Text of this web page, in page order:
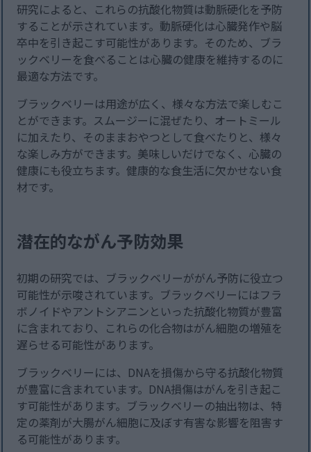
研究によると、これらの抗酸化物質は動脈硬化を予防
することが示されています。動脈硬化は心臓発作や脳
卒中を引き起こす可能性があります。そのため、ブラ
ックベリーを食べることは心臓の健康を維持するのに
最適な方法です。
ブラックベリーは用途が広く、様々な方法で楽しむこ
とができます。スムージーに混ぜたり、オートミール
に加えたり、そのままおやつとして食べたりと、様々
な楽しみ方ができます。美味しいだけでなく、心臓の
健康にも役立ちます。健康的な食生活に欠かせない食
材です。
潜在的ながん予防効果
初期の研究では、ブラックベリーががん予防に役立つ
可能性が示唆されています。ブラックベリーにはフラ
ボノイドやアントシアニンといった抗酸化物質が豊富
に含まれており、これらの化合物はがん細胞の増殖を
遅らせる可能性があります。
ブラックベリーには、DNAを損傷から守る抗酸化物質
が豊富に含まれています。DNA損傷はがんを引き起こ
す可能性があります。ブラックベリーの抽出物は、特
定の薬剤が大腸がん細胞に及ぼす有害な影響を阻害す
る可能性があります。